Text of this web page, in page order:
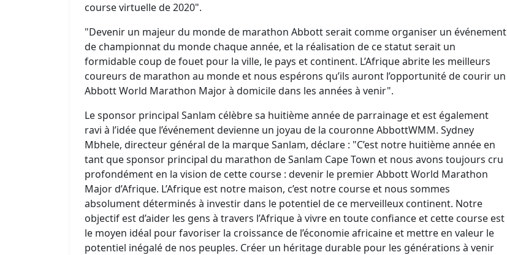
course virtuelle de 2020".
"Devenir un majeur du monde de marathon Abbott serait comme organiser un événement
de championnat du monde chaque année, et la réalisation de ce statut serait un
formidable coup de fouet pour la ville, le pays et continent. L’Afrique abrite les meilleurs
coureurs de marathon au monde et nous espérons qu’ils auront l’opportunité de courir un
Abbott World Marathon Major à domicile dans les années à venir".
Le sponsor principal Sanlam célèbre sa huitième année de parrainage et est également
ravi à l’idée que l’événement devienne un joyau de la couronne AbbottWMM. Sydney
Mbhele, directeur général de la marque Sanlam, déclare : "C’est notre huitième année en
tant que sponsor principal du marathon de Sanlam Cape Town et nous avons toujours cru
profondément en la vision de cette course : devenir le premier Abbott World Marathon
Major d’Afrique. L’Afrique est notre maison, c’est notre course et nous sommes
absolument déterminés à investir dans le potentiel de ce merveilleux continent. Notre
objectif est d’aider les gens à travers l’Afrique à vivre en toute confiance et cette course est
le moyen idéal pour favoriser la croissance de l’économie africaine et mettre en valeur le
potentiel inégalé de nos peuples. Créer un héritage durable pour les générations à venir